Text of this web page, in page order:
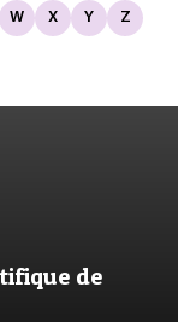
W X Y Z
de